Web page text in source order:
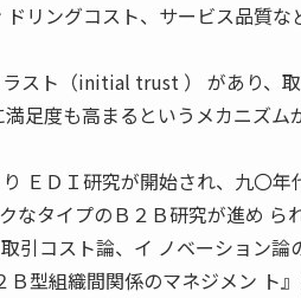
リングコスト、サービス品質な
スト（initial trust ） があり、
足度も高まるというメカニズム
ＥＤＩ研究が開始され、九〇年
タイプのＢ２Ｂ研究が進め ら
引コスト論、イ ノベーション論
型組織間関係のマネジメン ト』